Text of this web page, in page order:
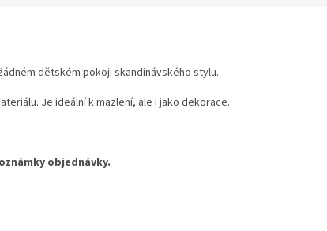
dětském pokoji skandinávského stylu.
Je ideální k mazlení, ale i jako dekorace.
objednávky.